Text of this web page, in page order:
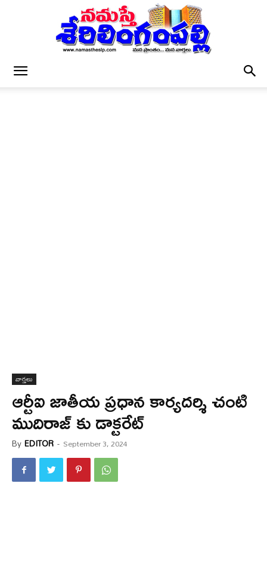
వార్త‌లు
ఆర్టీఐ జాతీయ ప్రధాన కార్యదర్శి చంటి
ముదిరాజ్ కు డాక్టరేట్
ByEDITOR - September 3, 2024